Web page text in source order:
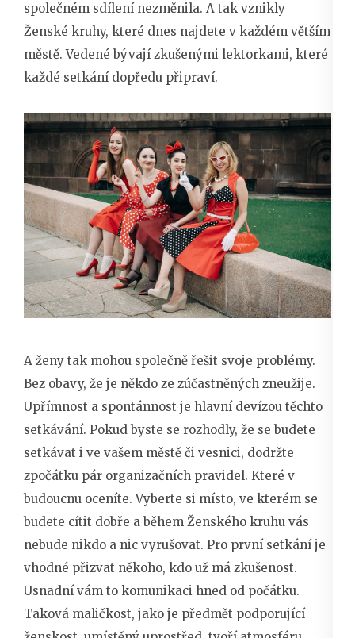
společném sdílení nezměnila. A tak vznikly
Ženské kruhy, které dnes najdete v každém větším
městě. Vedené bývají zkušenými lektorkami, které
každé setkání dopředu připraví.
A ženy tak mohou společně řešit svoje problémy.
Bez obavy, že je někdo ze zúčastněných zneužije.
Upřímnost a spontánnost je hlavní devízou těchto
setkávání. Pokud byste se rozhodly, že se budete
setkávat i ve vašem městě či vesnici, dodržte
zpočátku pár organizačních pravidel. Které v
budoucnu oceníte. Vyberte si místo, ve kterém se
budete cítit dobře a během Ženského kruhu vás
nebude nikdo a nic vyrušovat. Pro první setkání je
vhodné přizvat někoho, kdo už má zkušenost.
Usnadní vám to komunikaci hned od počátku.
Taková maličkost, jako je předmět podporující